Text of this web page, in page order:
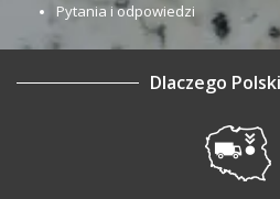
Pytania i odpowiedzi
Dlaczego